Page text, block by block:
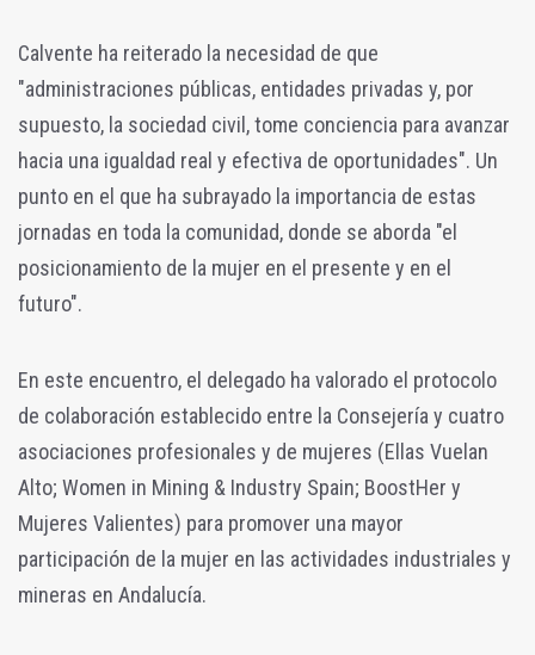
Calvente ha reiterado la necesidad de que
"administraciones públicas, entidades privadas y, por
supuesto, la sociedad civil, tome conciencia para avanzar
hacia una igualdad real y efectiva de oportunidades". Un
punto en el que ha subrayado la importancia de estas
jornadas en toda la comunidad, donde se aborda "el
posicionamiento de la mujer en el presente y en el
futuro".
En este encuentro, el delegado ha valorado el protocolo
de colaboración establecido entre la Consejería y cuatro
asociaciones profesionales y de mujeres (Ellas Vuelan
Alto; Women in Mining & Industry Spain; BoostHer y
Mujeres Valientes) para promover una mayor
participación de la mujer en las actividades industriales y
mineras en Andalucía.